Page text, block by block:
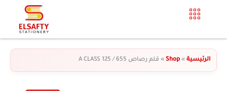
الرئيسية »
Shop
» قلم رصاص 655 / 125 A CLASS